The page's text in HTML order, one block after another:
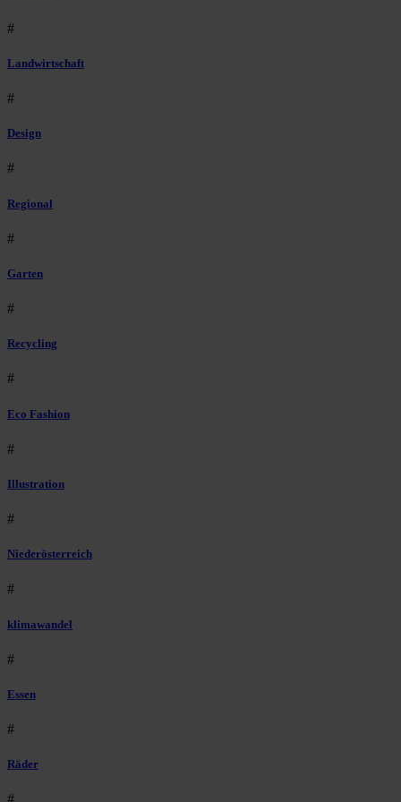
#
Landwirtschaft
#
Design
#
Regional
#
Garten
#
Recycling
#
Eco Fashion
#
Illustration
#
Niederösterreich
#
klimawandel
#
Essen
#
Räder